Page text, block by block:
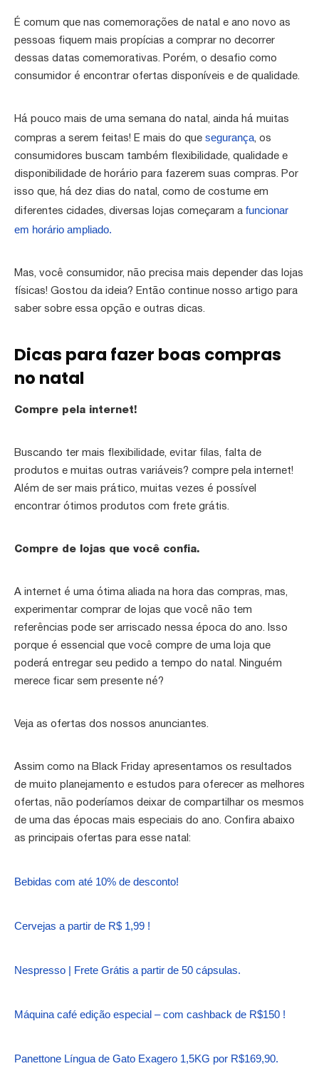
É comum que nas comemorações de natal e ano novo as
pessoas fiquem mais propícias a comprar no decorrer
dessas datas comemorativas. Porém, o desafio como
consumidor é encontrar ofertas disponíveis e de qualidade.
Há pouco mais de uma semana do natal, ainda há muitas
compras a serem feitas! E mais do que segurança, os
consumidores buscam também flexibilidade, qualidade e
disponibilidade de horário para fazerem suas compras. Por
isso que, há dez dias do natal, como de costume em
diferentes cidades, diversas lojas começaram a funcionar
em horário ampliado.
Mas, você consumidor, não precisa mais depender das lojas
físicas! Gostou da ideia? Então continue nosso artigo para
saber sobre essa opção e outras dicas.
Dicas para fazer boas compras
no natal
Compre pela internet!
Buscando ter mais flexibilidade, evitar filas, falta de
produtos e muitas outras variáveis? compre pela internet!
Além de ser mais prático, muitas vezes é possível
encontrar ótimos produtos com frete grátis.
Compre de lojas que você confia.
A internet é uma ótima aliada na hora das compras, mas,
experimentar comprar de lojas que você não tem
referências pode ser arriscado nessa época do ano. Isso
porque é essencial que você compre de uma loja que
poderá entregar seu pedido a tempo do natal. Ninguém
merece ficar sem presente né?
Veja as ofertas dos nossos anunciantes.
Assim como na Black Friday apresentamos os resultados
de muito planejamento e estudos para oferecer as melhores
ofertas, não poderíamos deixar de compartilhar os mesmos
de uma das épocas mais especiais do ano. Confira abaixo
as principais ofertas para esse natal:
Bebidas com até 10% de desconto!
Cervejas a partir de R$ 1,99 !
Nespresso | Frete Grátis a partir de 50 cápsulas.
Máquina café edição especial – com cashback de R$150 !
​​Panettone Língua de Gato Exagero 1,5KG por R$169,90.